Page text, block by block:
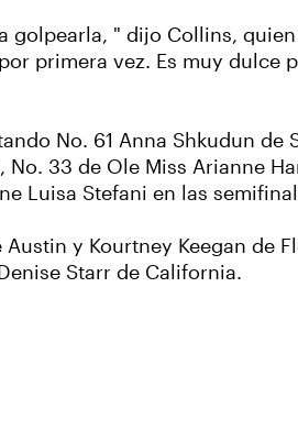
golpearla, " dijo Collins,
primera vez. Es muy
No. 61 Anna Shkudun de
33 de Ole Miss Arianne
Luisa Stefani en las
y Kourtney Keegan de
Starr de California.